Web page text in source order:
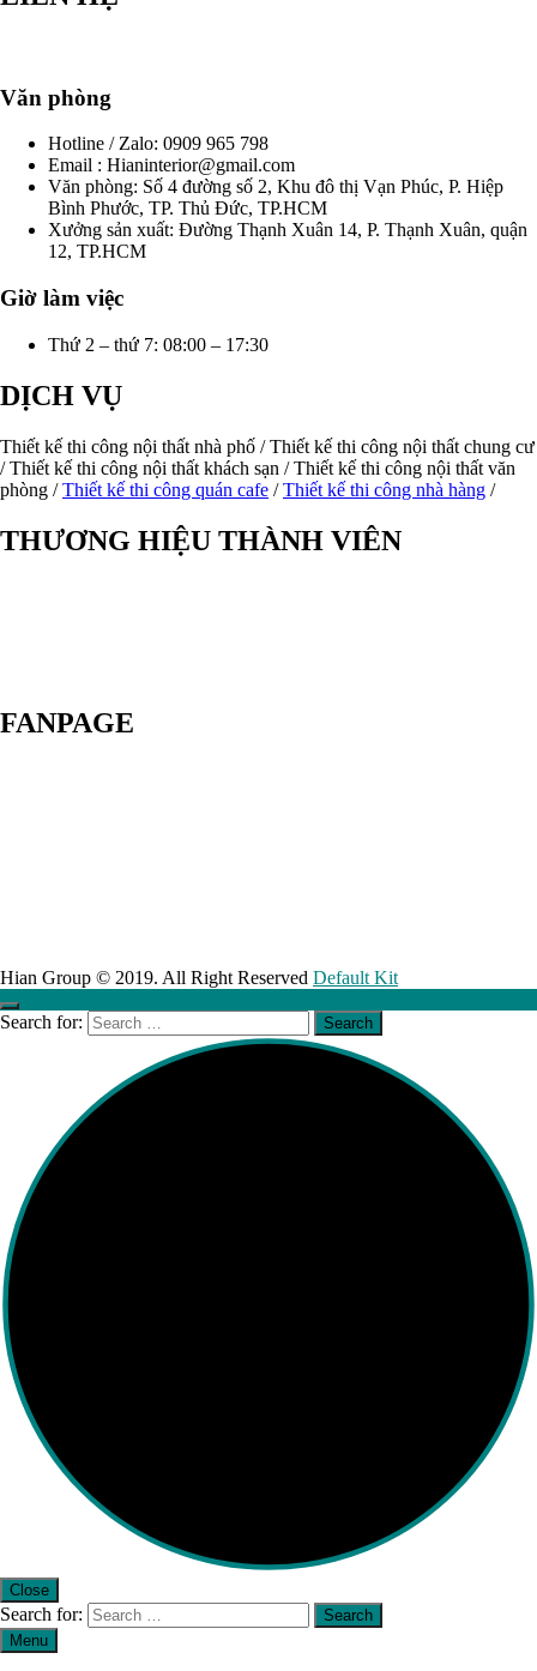
Văn phòng
Hotline / Zalo: 0909 965 798
Email : Hianinterior@gmail.com
Văn phòng: Số 4 đường số 2, Khu đô thị Vạn Phúc, P. Hiệp
Bình Phước, TP. Thủ Đức, TP.HCM
Xưởng sản xuất: Đường Thạnh Xuân 14, P. Thạnh Xuân, quận
12, TP.HCM
Giờ làm việc
Thứ 2 – thứ 7: 08:00 – 17:30
DỊCH VỤ
Thiết kế thi công nội thất nhà phố / Thiết kế thi công nội thất chung cư
/ Thiết kế thi công nội thất khách sạn / Thiết kế thi công nội thất văn
phòng /Thiết kế thi công quán cafe /Thiết kế thi công nhà hàng /
THƯƠNG HIỆU THÀNH VIÊN
FANPAGE
Hian Group © 2019. All Right Reserved Default Kit
Search for:
Close
Search for:
Menu